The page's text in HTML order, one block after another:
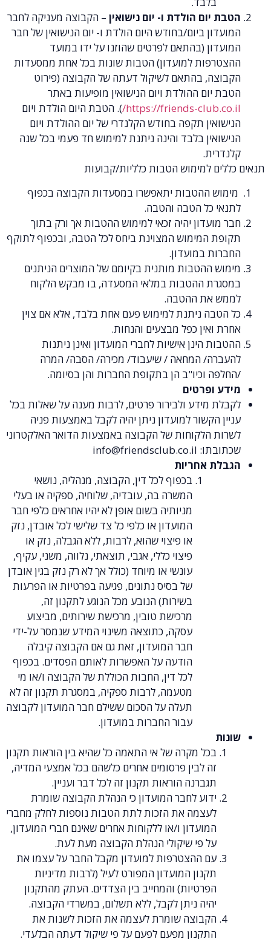
הולדת ו- יום נישואין– הקבוצה מעניקה לחבר
ביום/בחודש היום הולדת ו- יום הנישואין של חבר
(בהתאם לפרטים שהוזנו על ידו במועד
למועדון) הטבות שונות בכל אחת ממסעדות
בהתאם לשיקול דעתה של הקבוצה (פירוט
ההולדת ויום הנישואין מופיעות באתר
https://friends- ). הטבת היום הולדת ויום
תקפה בחודש הקלנדרי של יום ההולדת ויום
בלבד והינה ניתנת למימוש חד פעמי בכל שנה
למימוש הטבות כלליות/קבועות
ההטבות יתאפשרו במסעדות הקבוצה בכפוף
כל הטבה והטבה.
יהיה זכאי למימוש ההטבות אך ורק בתוך
המימוש המצוינת ביחס לכל הטבה, ובכפוף לתוקף
במועדון.
ההטבות מותנית בקיומם של המוצרים הניתנים
ההטבות במלאי המסעדה, בו מבקש הלקוח
את ההטבה.
ניתנת למימוש פעם אחת בלבד, אלא אם צוין
כפל מבצעים והנחות.
הינן אישיות לחברי המועדון ואינן ניתנות
המחאה / שיעבוד/ מכירה/ הסבה/ המרה
וכיו"ב הן בתקופת החברות והן בסיומה.
מידע ולבירור פרטים, לרבות מענה על שאלות בכל
הקשור למועדון ניתן יהיה לקבל באמצעות פניה
הלקוחות של הקבוצה באמצעות הדואר האלקטרוני
info@friendsclub.co.il
אחריות
בכפוף לכל דין, הקבוצה, מנהליה, נושאי
המשרה בה, עובדיה, שלוחיה, ספקיה או בעלי
מניותיה בשום אופן לא יהיו אחראים כלפי חבר
המועדון או כלפי כל צד שלישי לכל אובדן, נזק
או פיצוי שהוא, לרבות, ללא הגבלה, נזק או
פיצוי כללי, אגבי, תוצאתי, נלווה, משני, עקיף,
עונשי או מיוחד (כולל אך לא רק נזק בגין אובדן
של בסיס נתונים, פגיעה בפרטיות או הפרעות
בשירות) הנובע מכל הנוגע לתקנון זה,
מרכישת טובין, מרכישת שירותים, מביצוע
עסקה, כתוצאה משינוי המידע שנמסר על-ידי
חבר המועדון, זאת גם אם הקבוצה קיבלה
הודעה על האפשרות לאותם הפסדים. בכפוף
לכל דין, החבות הכוללת של הקבוצה ו/או מי
מטעמה, לרבות ספקיה, במסגרת תקנון זה לא
תעלה על הסכום ששילם חבר המועדון לקבוצה
עבור החברות במועדון.
בכל מקרה של אי התאמה כל שהיא בין הוראות תקנון
זה לבין פרסומים אחרים כלשהם בכל אמצעי המדיה,
תגברנה הוראות תקנון זה לכל דבר ועניין.
ידוע לחבר המועדון כי הנהלת הקבוצה שומרת
לעצמה את הזכות לתת הטבות נוספות לחלק מחברי
המועדון ו/או ללקוחות אחרים שאינם חברי המועדון,
על פי שיקולי הנהלת הקבוצה מעת לעת.
עם ההצטרפות למועדון מקבל החבר על עצמו את
תקנון המועדון המפורט לעיל (לרבות מדיניות
הפרטיות) והמחייב בין הצדדים. העתק מהתקנון
יהיה ניתן לקבל, ללא תשלום, במשרדי הקבוצה.
הקבוצה שומרת לעצמה את הזכות לשנות את
התקנון מפעם לפעם על פי שיקול דעתה הבלעדי.